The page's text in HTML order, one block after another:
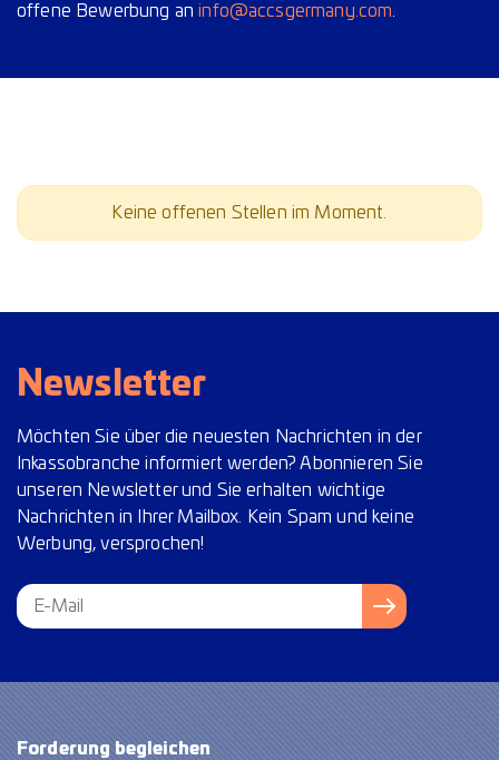
offene Bewerbung aninfo@accsgermany.com.
Keine offenen Stellen im Moment.
Newsletter
Möchten Sie über die neuesten Nachrichten in der
Inkassobranche informiert werden? Abonnieren Sie
unseren Newsletter und Sie erhalten wichtige
Nachrichten in Ihrer Mailbox. Kein Spam und keine
Werbung, versprochen!
Forderung begleichen